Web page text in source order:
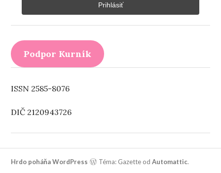
Prihlásiť
Podpor Kurník
ISSN 2585-8076
DIČ 2120943726
Hrdo poháňa WordPress Téma: Gazette odAutomattic.